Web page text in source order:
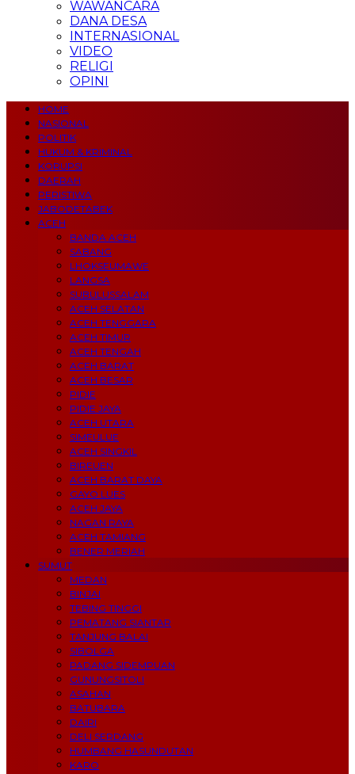
WAWANCARA
DANA DESA
INTERNASIONAL
VIDEO
RELIGI
OPINI
HOME
NASIONAL
POLITIK
HUKUM & KRIMINAL
KORUPSI
DAERAH
PERISTIWA
JABODETABEK
ACEH
BANDA ACEH
SABANG
LHOKSEUMAWE
LANGSA
SUBULUSSALAM
ACEH SELATAN
ACEH TENGGARA
ACEH TIMUR
ACEH TENGAH
ACEH BARAT
ACEH BESAR
PIDIE
PIDIE JAYA
ACEH UTARA
SIMEULUE
ACEH SINGKIL
BIREUEN
ACEH BARAT DAYA
GAYO LUES
ACEH JAYA
NAGAN RAYA
ACEH TAMIANG
BENER MERIAH
SUMUT
MEDAN
BINJAI
TEBING TINGGI
PEMATANG SIANTAR
TANJUNG BALAI
SIBOLGA
PADANG SIDEMPUAN
GUNUNGSITOLI
ASAHAN
BATUBARA
DAIRI
DELI SERDANG
HUMBANG HASUNDUTAN
KARO